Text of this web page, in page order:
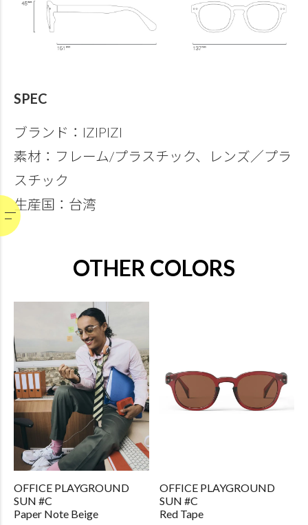
SPEC
ブランド：IZIPIZI
素材：フレーム/プラスチック、レンズ／プラ
スチック
生産国：台湾
OTHER COLORS
OFFICE PLAYGROUND
SUN #C
Paper Note Beige
OFFICE PLAYGROUND
SUN #C
Red Tape